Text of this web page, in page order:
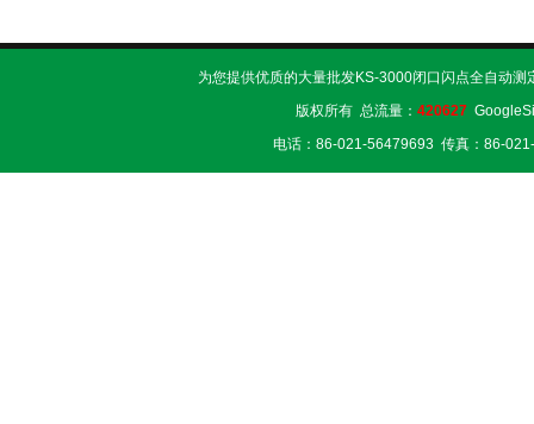
为您提供优质的大量批发KS-3000闭口闪点全自动
版权所有 总流量： 420627
电话：86-021-56479693 传真：86-